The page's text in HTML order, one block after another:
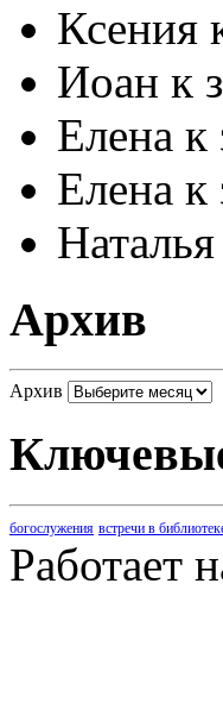
Ксения
Иоан к
Елена к
Елена к
Наталья
Архив
Архив
богослужения встречи в
Работает